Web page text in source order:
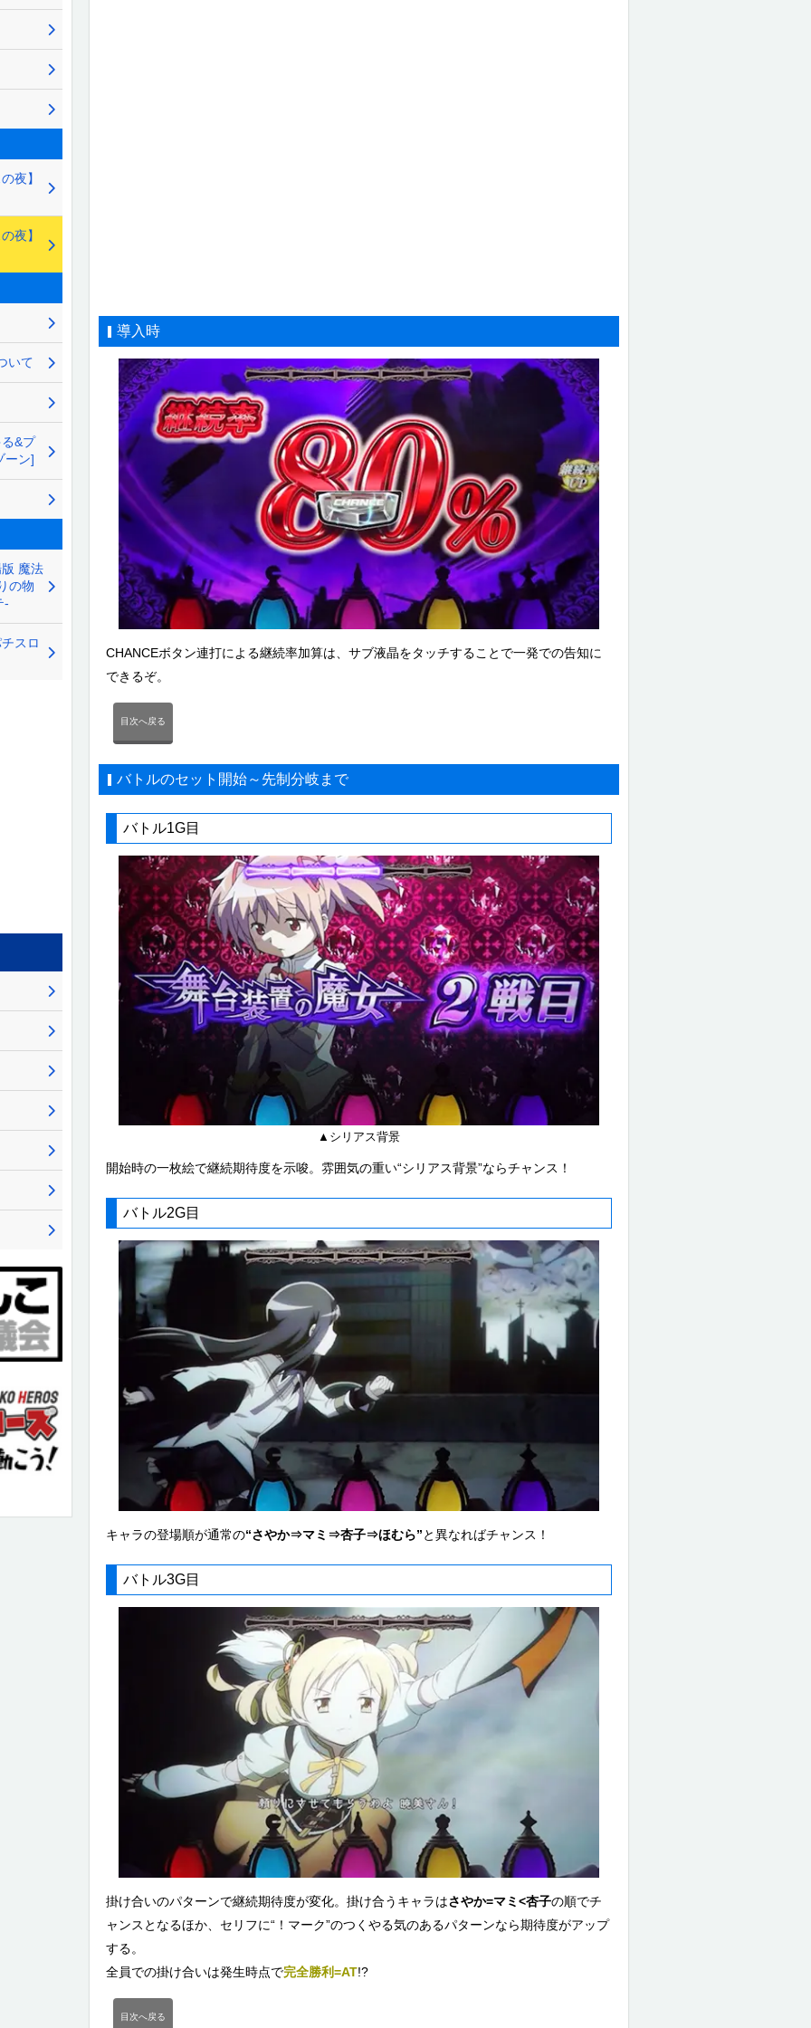
導入時
CHANCEボタン連打による継続率加算は、サブ液晶をタッチすることで一発での告知に
できるぞ。
目次へ戻る
バトルのセット開始～先制分岐まで
バトル1G目
▲シリアス背景
開始時の一枚絵で継続期待度を示唆。雰囲気の重い“シリアス背景”ならチャンス！
バトル2G目
キャラの登場順が通常の“さやか⇒マミ⇒杏子⇒ほむら”と異なればチャンス！
バトル3G目
掛け合いのパターンで継続期待度が変化。掛け合うキャラはさやか=マミ<杏子の順でチ
ャンスとなるほか、セリフに“！マーク”のつくやる気のあるパターンなら期待度がアップ
する。
全員での掛け合いは発生時点で完全勝利=AT!?
目次へ戻る
夜】
夜】
いて
&プ
ーン]
魔法
の物
-
スロ